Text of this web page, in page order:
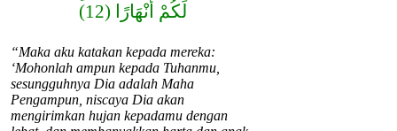
لَكُمْ أَنْهَارًا (12)
“Maka aku katakan kepada mereka:
‘Mohonlah ampun kepada Tuhanmu,
sesungguhnya Dia adalah Maha
Pengampun, niscaya Dia akan
mengirimkan hujan kepadamu dengan